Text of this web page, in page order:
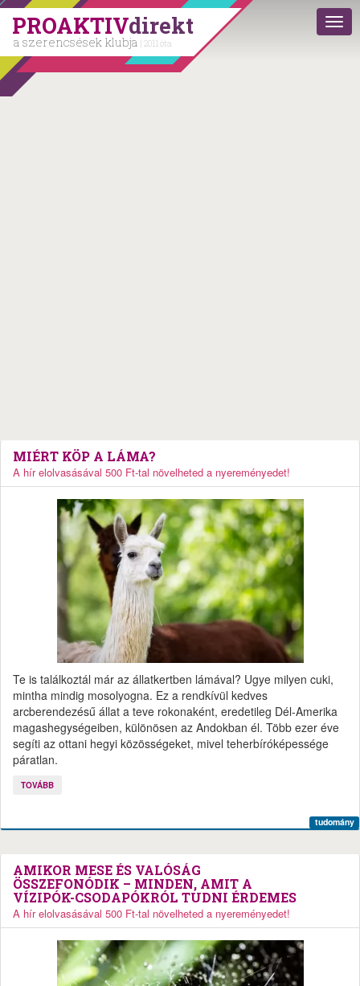
PROAKTIVdirekt
a szerencsések klubja | 2011 óta
MIÉRT KÖP A LÁMA?
A hír elolvasásával 500 Ft-tal növelheted a nyereményedet!
Te is találkoztál már az állatkertben lámával? Ugye milyen cuki,
mintha mindig mosolyogna. Ez a rendkívül kedves
arcberendezésű állat a teve rokonaként, eredetileg Dél-Amerika
magashegységeiben, különösen az Andokban él. Több ezer éve
segíti az ottani hegyi közösségeket, mivel teherbíróképessége
páratlan.
TOVÁBB
tudomány
AMIKOR MESE ÉS VALÓSÁG
ÖSSZEFONÓDIK – MINDEN, AMIT A
VÍZIPÓK-CSODAPÓKRÓL TUDNI ÉRDEMES
A hír elolvasásával 500 Ft-tal növelheted a nyereményedet!